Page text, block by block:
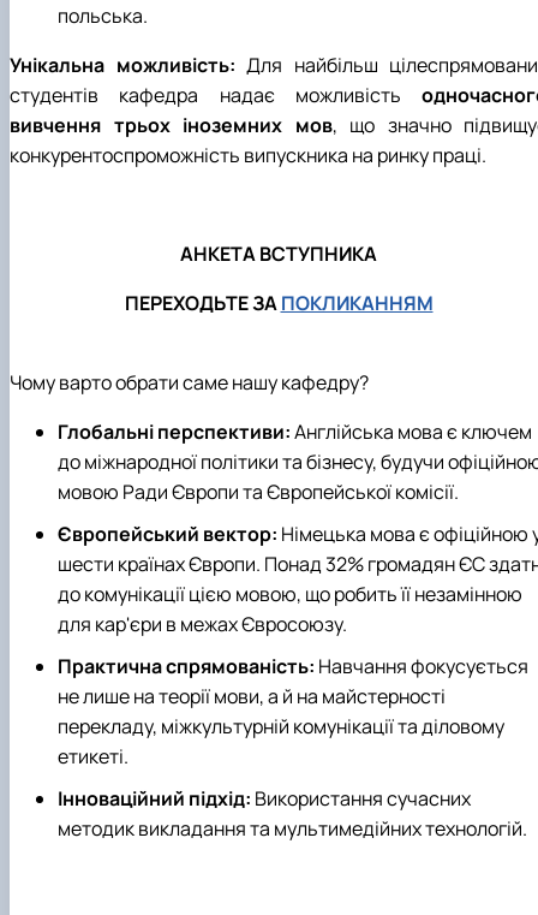
польська.
Унікальна можливість: Для найбільш
студентів кафедра надає можливість
вивчення трьох іноземних мов, що значно
конкурентоспроможність випускника на ринку праці.
АНКЕТА ВСТУПНИКА
ПЕРЕХОДЬТЕ ЗАПОКЛИКАННЯМ
Чому варто обрати саме нашу кафедру?
Глобальні перспективи:Англійська мова є ключем
до міжнародної політики та бізнесу, будучи
мовою Ради Європи та Європейської комісії.
Європейський вектор: Німецька мова є офіційною
шести країнах Європи. Понад 32% громадян ЄС
до комунікації цією мовою, що робить її незамінною
для кар'єри в межах Євросоюзу.
Практична спрямованість: Навчання фокусується
не лише на теорії мови, а й на майстерності
перекладу, міжкультурній комунікації та діловому
етикеті.
Інноваційний підхід: Використання сучасних
методик викладання та мультимедійних технологій.